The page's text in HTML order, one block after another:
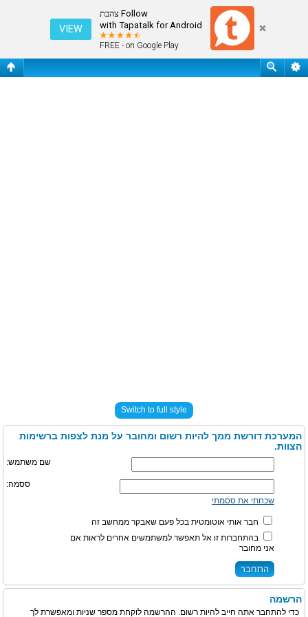
Follow צהבת
with Tapatalk for Android
FREE - on Google Play
VIEW
התחבר
Switch to full style
המערכת דורשת ממך להיות רשום ומחובר על מנת לצפות ברשימות
הצוות.
שם משתמש:
ססמה:
שכחתי את ססמתי
חבר אותי אוטומטית בכל פעם שאבקר ממחשב זה
בהתחברות זו אל תאפשר למשתמשים אחרים לראות אם
אני מחובר
הרשמה
כדי להתחבר אתה חייב להיות רשום. ההרשמה לוקחת מספר שניות ומאפשרת לך